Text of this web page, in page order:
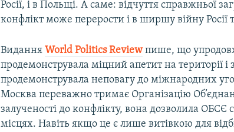
Росії, і в Польщі. А саме: відчуття справжньої
конфлікт може перерости і в ширшу війну Росії
ВиданняWorld Politics Reviewпише, що упродовж
продемонструвала міцний апетит на території і
продемонструвала неповагу до міжнародних
Москва переважно тримає Організацію
залученості до конфлікту, вона дозволила ОБСЄ
місцях. Навіть якщо це є лише витівкою для